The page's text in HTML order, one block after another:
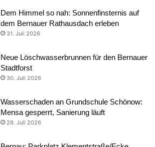
Dem Himmel so nah: Sonnenfinsternis auf
dem Bernauer Rathausdach erleben
31. Juli 2026
Neue Löschwasserbrunnen für den Bernauer
Stadtforst
30. Juli 2026
Wasserschaden an Grundschule Schönow:
Mensa gesperrt, Sanierung läuft
29. Juli 2026